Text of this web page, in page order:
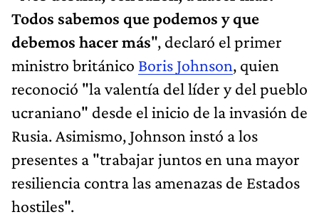
Todos sabemos que podemos y que
debemos hacer más", declaró el primer
ministro británico Boris Johnson, quien
reconoció "la valentía del líder y del pueblo
ucraniano" desde el inicio de la invasión de
Rusia. Asimismo, Johnson instó a los
presentes a "trabajar juntos en una mayor
resiliencia contra las amenazas de Estados
hostiles".